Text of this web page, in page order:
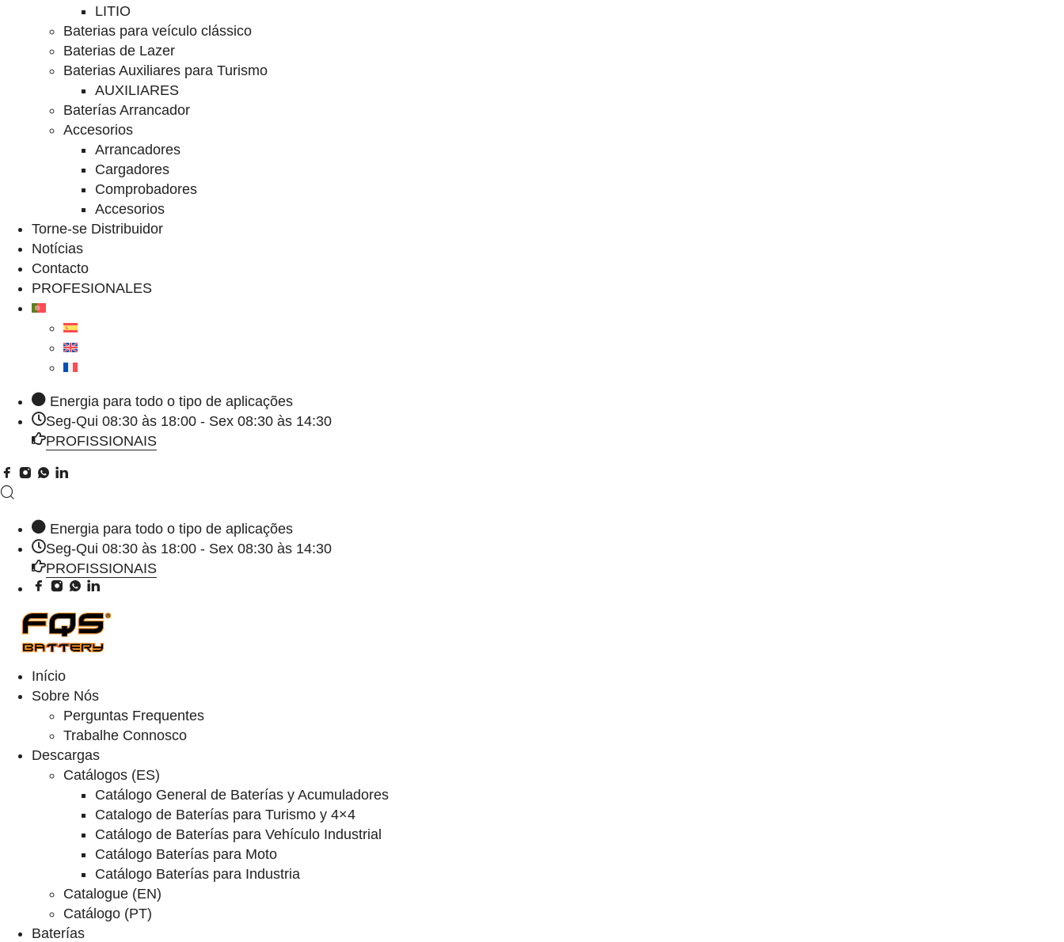
LITIO
Baterias para veículo clássico
Baterias de Lazer
Baterias Auxiliares para Turismo
AUXILIARES
Baterías Arrancador
Accesorios
Arrancadores
Cargadores
Comprobadores
Accesorios
Torne-se Distribuidor
Notícias
Contacto
PROFESIONALES
Energia para todo o tipo de aplicações
Seg-Qui 08:30 às 18:00 - Sex 08:30 às 14:30
PROFISSIONAIS
Energia para todo o tipo de aplicações
Seg-Qui 08:30 às 18:00 - Sex 08:30 às 14:30
PROFISSIONAIS
Início
Sobre Nós
Perguntas Frequentes
Trabalhe Connosco
Descargas
Catálogos (ES)
Catálogo General de Baterías y Acumuladores
Catalogo de Baterías para Turismo y 4×4
Catálogo de Baterías para Vehículo Industrial
Catálogo Baterías para Moto
Catálogo Baterías para Industria
Catalogue (EN)
Catálogo (PT)
Baterías